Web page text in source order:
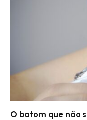
O batom que não